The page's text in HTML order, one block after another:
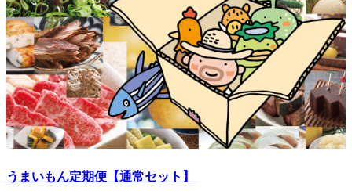
うまいもん定期便【通常セット】